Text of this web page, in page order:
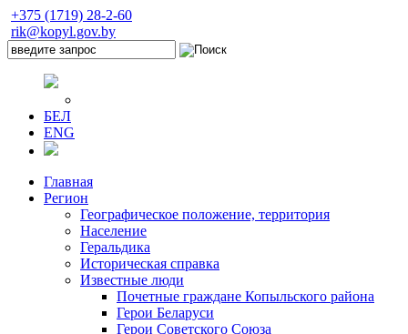
+375 (1719) 28-2-60
rik@kopyl.gov.by
БЕЛ
ENG
Главная
Регион
Географическое положение, территория
Население
Геральдика
Историческая справка
Известные люди
Почетные граждане Копыльского района
Герои Беларуси
Герои Советского Союза